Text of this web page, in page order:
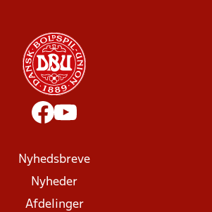
Nyhedsbreve
Nyheder
Afdelinger